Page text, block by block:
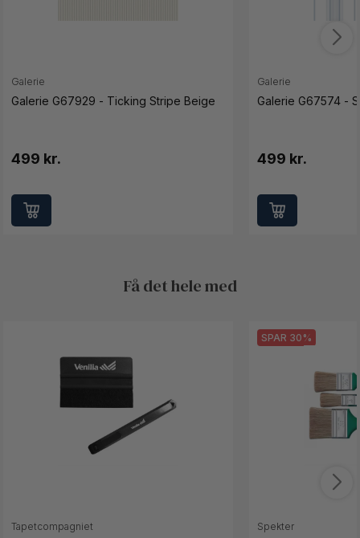
Galerie
Galerie G67929 - Ticking Stripe Beige
499 kr.
Galerie
Galerie G67574 -
499 kr.
Få det hele med
Tapetcompagniet
SPAR 30%
Spekter